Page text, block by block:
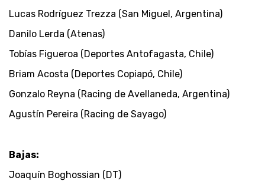
Lucas Rodríguez Trezza (San Miguel, Argentina)
Danilo Lerda (Atenas)
Tobías Figueroa (Deportes Antofagasta, Chile)
Briam Acosta (Deportes Copiapó, Chile)
Gonzalo Reyna (Racing de Avellaneda, Argentina)
Agustín Pereira (Racing de Sayago)
Bajas:
Joaquín Boghossian (DT)